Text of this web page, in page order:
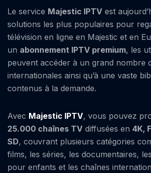
Le service Majestic IPTV est
solutions les plus populaires pour
télévision en ligne en Majestic et en
un abonnement IPTV premium, les
peuvent accéder à un grand nombre
internationales ainsi qu’à une vaste
contenus à la demande.
Avec Majestic IPTV, vous pouvez
25.000 chaînes TV diffusées en 4K,
SD, couvrant plusieurs catégories
films, les séries, les documentaires,
pour enfants et les chaînes